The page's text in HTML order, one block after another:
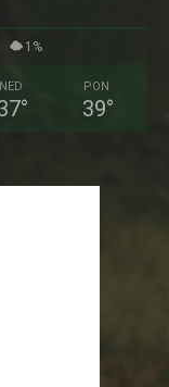
1%
NED
°
PON
39°